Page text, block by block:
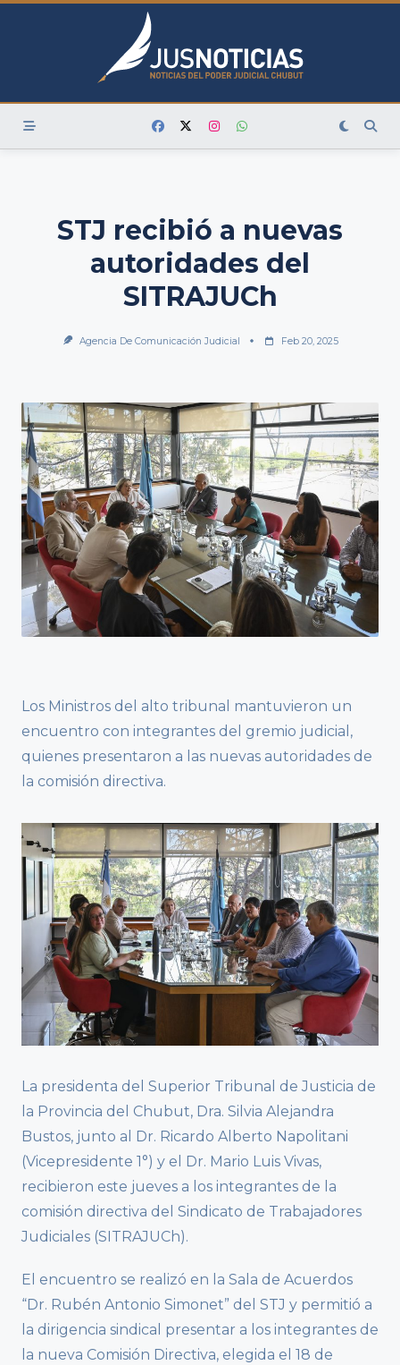
Skip
STJ recibió a nuevas
autoridades del
SITRAJUCh
Agencia De Comunicación Judicial Feb 20, 2025
Los Ministros del alto tribunal mantuvieron un
encuentro con integrantes del gremio judicial,
quienes presentaron a las nuevas autoridades de
la comisión directiva.
La presidenta del Superior Tribunal de Justicia de
la Provincia del Chubut, Dra. Silvia Alejandra
Bustos, junto al Dr. Ricardo Alberto Napolitani
(Vicepresidente 1°) y el Dr. Mario Luis Vivas,
recibieron este jueves a los integrantes de la
comisión directiva del Sindicato de Trabajadores
Judiciales (SITRAJUCh).
El encuentro se realizó en la Sala de Acuerdos
“Dr. Rubén Antonio Simonet” del STJ y permitió a
la dirigencia sindical presentar a los integrantes de
la nueva Comisión Directiva, elegida el 18 de